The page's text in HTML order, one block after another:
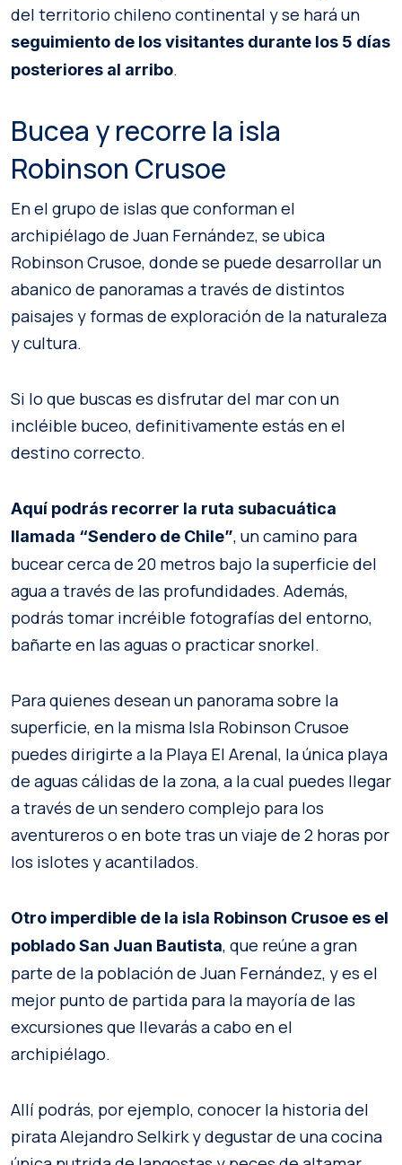
del territorio chileno continental y se hará un
seguimiento de los visitantes durante los 5 días
posteriores al arribo.
Bucea y recorre la isla
Robinson Crusoe
En el grupo de islas que conforman el
archipiélago de Juan Fernández, se ubica
Robinson Crusoe, donde se puede desarrollar un
abanico de panoramas a través de distintos
paisajes y formas de exploración de la naturaleza
y cultura.
Si lo que buscas es disfrutar del mar con un
incléible buceo, definitivamente estás en el
destino correcto.
Aquí podrás recorrer la ruta subacuática
llamada “Sendero de Chile”, un camino para
bucear cerca de 20 metros bajo la superficie del
agua a través de las profundidades. Además,
podrás tomar incréible fotografías del entorno,
bañarte en las aguas o practicar snorkel.
Para quienes desean un panorama sobre la
superficie, en la misma Isla Robinson Crusoe
puedes dirigirte a la Playa El Arenal, la única playa
de aguas cálidas de la zona, a la cual puedes llegar
a través de un sendero complejo para los
aventureros o en bote tras un viaje de 2 horas por
los islotes y acantilados.
Otro imperdible de la isla Robinson Crusoe es el
poblado San Juan Bautista, que reúne a gran
parte de la población de Juan Fernández, y es el
mejor punto de partida para la mayoría de las
excursiones que llevarás a cabo en el
archipiélago.
Allí podrás, por ejemplo, conocer la historia del
pirata Alejandro Selkirk y degustar de una cocina